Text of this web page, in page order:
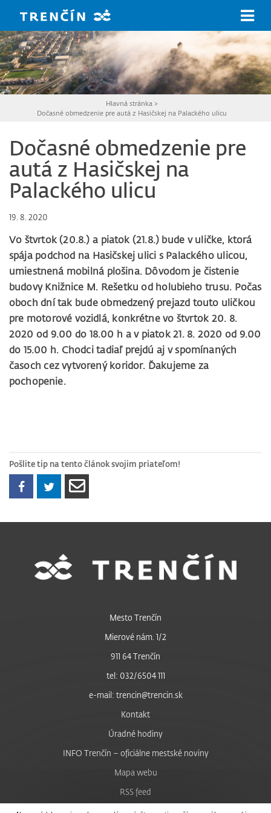
Hlavná stránka >
Dočasné obmedzenie pre autá z Hasičskej na Palackého ulicu
Dočasné obmedzenie pre
autá z Hasičskej na
Palackého ulicu
19. 8. 2020
Vo štvrtok (20.8.) a piatok (21.8.) bude v uličke, ktorá
spája podchod na Hasičskej ulici s Palackého ulicou,
umiestnená mobilná plošina. Dôvodom je čistenie
budovy Knižnice M. Rešetku od holubieho trusu. Počas
oboch dní tak bude obmedzený prejazd touto uličkou
pre motorové vozidlá, konkrétne vo štvrtok 20. 8.
2020 od 9.00 do 18.00 h a v piatok 21. 8. 2020 od 9.00
do 15.00 h. Chodci tadiaľ prejdú aj v spomínaných
časoch cez vytvorený koridor. Ďakujeme za
pochopenie.
Pošlite tip na tento článok svojim priateľom!
Mesto Trenčín
Mierové nám. 1/2
911 64 Trenčín
tel: 032/6504 111
e-mail: trencin@trencin.sk
Kontakt
Úradné hodiny
INFO Trenčín – oficiálne mestské noviny
Mapa webu
RSS feed